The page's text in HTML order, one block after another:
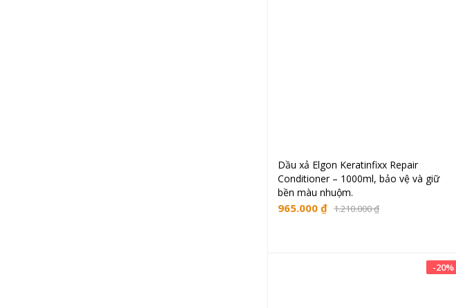
Thêm vào giỏ hàng
Dầu xả Elgon Keratinfixx Repair
Conditioner – 1000ml, bảo vệ và giữ
bền màu nhuộm.
1.210.000₫
965.000 ₫
-20%